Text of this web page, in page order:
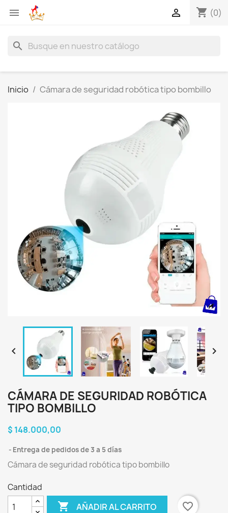
 shopping_cart (0)

search
Inicio Cámara de seguridad robótica tipo bombillo
 
CÁMARA DE SEGURIDAD ROBÓTICA
TIPO BOMBILLO
$ 148.000,00
Entrega de pedidos de 3 a 5 días
Cámara de seguridad robótica tipo bombillo
Cantidad
 AÑADIR AL CARRITO favorite_border